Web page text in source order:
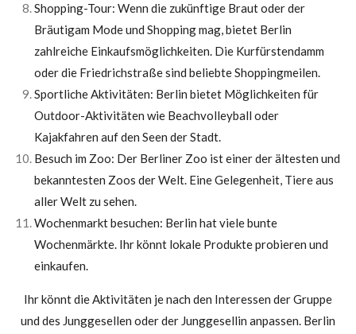
Shopping-Tour: Wenn die zukünftige Braut oder der
Bräutigam Mode und Shopping mag, bietet Berlin
zahlreiche Einkaufsmöglichkeiten. Die Kurfürstendamm
oder die Friedrichstraße sind beliebte Shoppingmeilen.
Sportliche Aktivitäten: Berlin bietet Möglichkeiten für
Outdoor-Aktivitäten wie Beachvolleyball oder
Kajakfahren auf den Seen der Stadt.
Besuch im Zoo: Der Berliner Zoo ist einer der ältesten und
bekanntesten Zoos der Welt. Eine Gelegenheit, Tiere aus
aller Welt zu sehen.
Wochenmarkt besuchen: Berlin hat viele bunte
Wochenmärkte. Ihr könnt lokale Produkte probieren und
einkaufen.
Ihr könnt die Aktivitäten je nach den Interessen der Gruppe
und des Junggesellen oder der Junggesellin anpassen. Berlin